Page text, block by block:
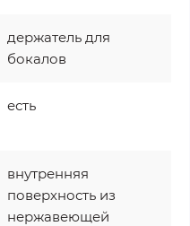
держатель для
бокалов
есть
внутренняя
поверхность из
нержавеющей